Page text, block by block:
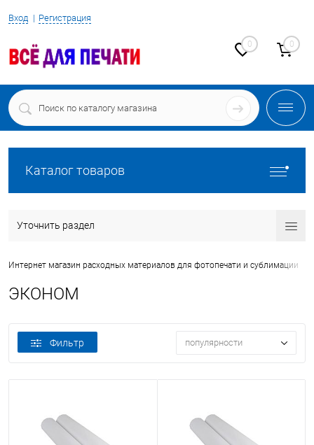
Вход Регистрация
0 0
Каталог товаров
Уточнить раздел
Интернет магазин расходных материалов для фотопечати и сублимации
ЭКОНОМ
Фильтр популярности